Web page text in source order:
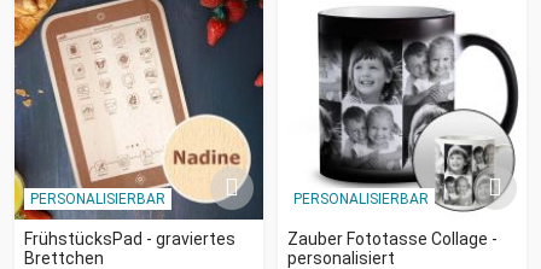
PERSONALISIERBAR
FrühstücksPad - graviertes
Brettchen
PERSONALISIERBAR
Zauber Fototasse Collage -
personalisiert